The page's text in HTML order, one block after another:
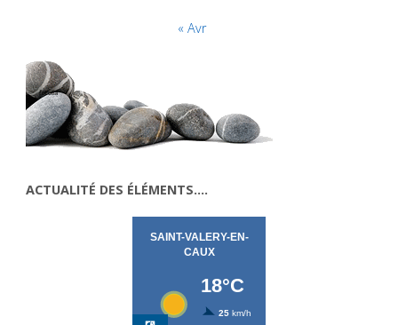
« Avr
ACTUALITÉ DES ÉLÉMENTS….